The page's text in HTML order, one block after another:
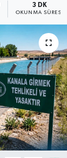
3 DK
OKUNMA SÜRESI